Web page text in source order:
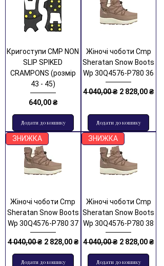
Кригоступи CMP NON
SLIP SPIKED
CRAMPONS (розмір
43 - 45)
Ціна
640,00 ₴
Додати до кошику
Жіночі чоботи Cmp
Sheratan Snow Boots
Wp 30Q4576-P780 36
Звичайна ціна
4 040,00 ₴ За
2 828,00 ₴
Додати до кошику
ЗНИЖКА
Жіночі чоботи Cmp
Sheratan Snow Boots
Wp 30Q4576-P780 37
Звичайна ціна
4 040,00 ₴ За розпродажем
2 828,00 ₴
Додати до кошику
ЗНИЖКА
Жіночі чоботи Cmp
Sheratan Snow Boots
Wp 30Q4576-P780 38
Звичайна ціна
4 040,00 ₴ За
2 828,00 ₴
Додати до кошику